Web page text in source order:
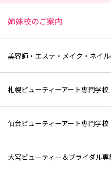
姉妹校のご案内
美容師・エステ・メイク・ネイ
札幌ビューティーアート専門学校
仙台ビューティーアート専門学校
大宮ビューティー＆ブライダル